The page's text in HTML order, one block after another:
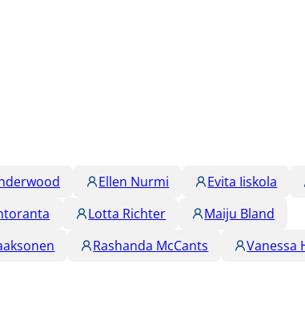
Ellen Nurmi Evita Iiskola
Lotta Richter
Maiju Bland
Rashanda McCants Vanessa